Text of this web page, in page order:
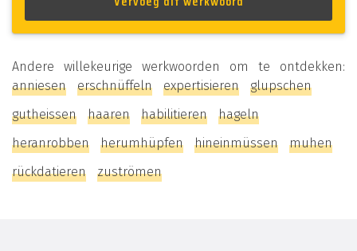
Andere willekeurige werkwoorden om te ontdekken:
anniesen
erschnüffeln expertisieren
glupschen
gutheissen
haaren habilitieren
hageln
heranrobben
herumhüpfen hineinmüssen
muhen
rückdatieren
zuströmen